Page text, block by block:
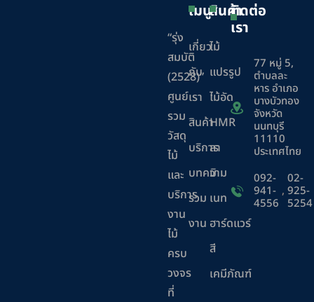
“รุ่ง
สมบัติ
(2528)”
ศูนย์
รวม
วัสดุ
ไม้
และ
บริการ
งาน
ไม้
ครบ
วงจร
ที่
เมนู
เกี่ยว
กับ
เรา
สินค้า
บริการ
บทความ
ร่วม
งาน
สินค้า
ไม้
แปรรูป
ไม้อัด
HMR
ลา
มิ
เนท
ฮาร์ดแวร์
สี
เคมีภัณฑ์
ติดต่อ
เรา
77 หมู่ 5,
ตำบลละ
หาร อำเภอ
บางบัวทอง
จังหวัด
นนทบุรี
11110
ประเทศไทย
092-
941-
4556
,
02-
925-
5254